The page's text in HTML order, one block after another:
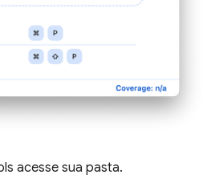
acesse sua pasta.